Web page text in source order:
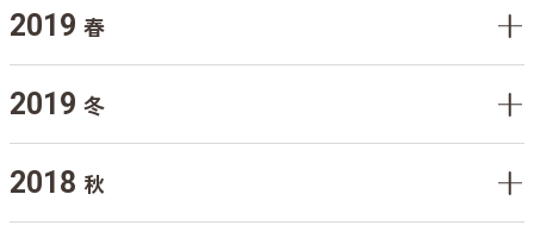
2019 春
2019 冬
2018 秋